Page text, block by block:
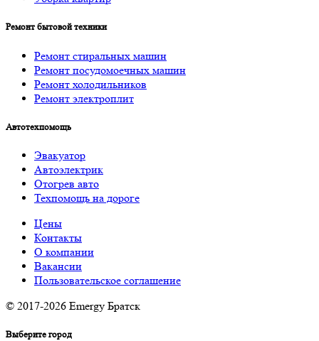
Ремонт бытовой техники
Ремонт стиральных машин
Ремонт посудомоечных машин
Ремонт холодильников
Ремонт электроплит
Автотехпомощь
Эвакуатор
Автоэлектрик
Отогрев авто
Техпомощь на дороге
Цены
Контакты
О компании
Вакансии
Пользовательское соглашение
© 2017-2026 Emergy Братск
Выберите город